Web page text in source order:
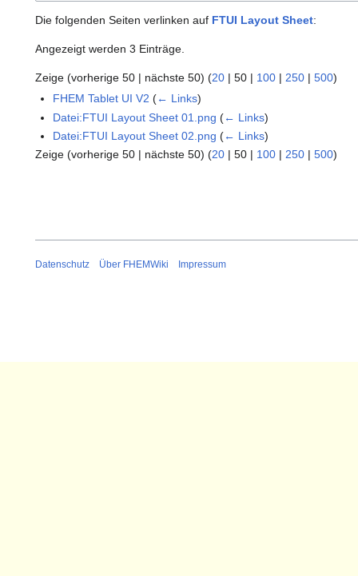
Die folgenden Seiten verlinken auf FTUI Layout Sheet:
Angezeigt werden 3 Einträge.
Zeige (vorherige 50 | nächste 50) (20 | 50 | 100 | 250 | 500)
FHEM Tablet UI V2 (← Links)
Datei:FTUI Layout Sheet 01.png (← Links)
Datei:FTUI Layout Sheet 02.png (← Links)
Zeige (vorherige 50 | nächste 50) (20 | 50 | 100 | 250 | 500)
Datenschutz Über FHEMWiki Impressum